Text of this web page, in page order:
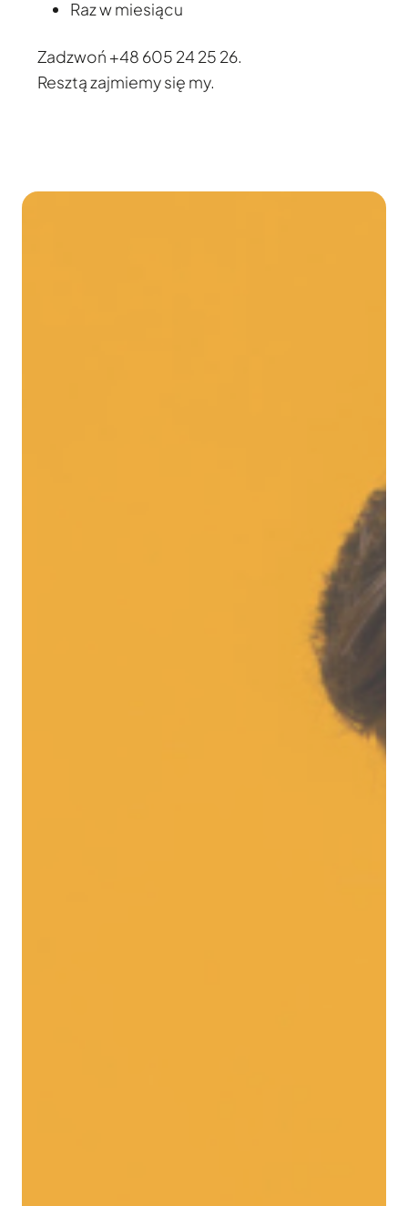
Raz w miesiącu
Zadzwoń +48 605 24 25 26.
Resztą zajmiemy się my.